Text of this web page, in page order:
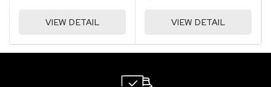
VIEW DETAIL VIEW DETAIL